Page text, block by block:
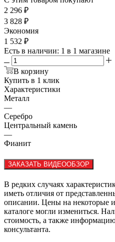
2 296 ₽
3 828 ₽
Экономия
1 532 ₽
Есть в наличии: 1 в 1 магазине
В корзину
Купить в 1 клик
Характеристики
Металл
—
Серебро
Центральный камень
—
Фианит
ЗАКАЗАТЬ ВИДЕООБЗОР
В редких случаях
иметь отличия от
описании. Цены на некоторые
каталоге могли измениться.
стоимость, а также
консультанта.